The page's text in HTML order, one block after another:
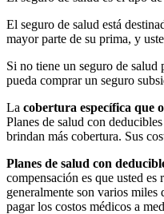
El seguro de salud está
mayor parte de su prima, y
Si no tiene un seguro de
pueda comprar un seguro
La cobertura específica que
Planes de salud con
brindan más cobertura. Sus
Planes de salud con
compensación es que usted
generalmente son varios
pagar los costos médicos a